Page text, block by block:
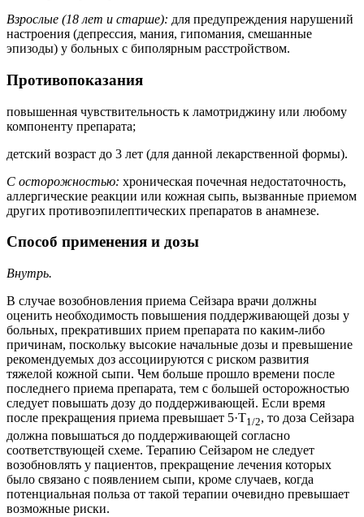
Взрослые (18 лет и старше): для предупреждения нарушений
настроения (депрессия, мания, гипомания, смешанные
эпизоды) у больных с биполярным расстройством.
Противопоказания
повышенная чувствительность к ламотриджину или любому
компоненту препарата;
детский возраст до 3 лет (для данной лекарственной формы).
С осторожностью: хроническая почечная недостаточность,
аллергические реакции или кожная сыпь, вызванные приемом
других противоэпилептических препаратов в анамнезе.
Способ применения и дозы
Внутрь.
В случае возобновления приема Сейзара врачи должны
оценить необходимость повышения поддерживающей дозы у
больных, прекративших прием препарата по каким-либо
причинам, поскольку высокие начальные дозы и превышение
рекомендуемых доз ассоциируются с риском развития
тяжелой кожной сыпи. Чем больше прошло времени после
последнего приема препарата, тем с большей осторожностью
следует повышать дозу до поддерживающей. Если время
после прекращения приема превышает 5·T1/2, то доза Сейзара
должна повышаться до поддерживающей согласно
соответствующей схеме. Терапию Сейзаром не следует
возобновлять у пациентов, прекращение лечения которых
было связано с появлением сыпи, кроме случаев, когда
потенциальная польза от такой терапии очевидно превышает
возможные риски.